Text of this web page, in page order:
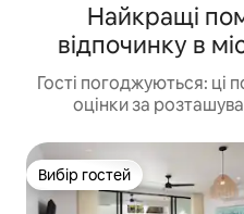
Найкращі
відпочинку в
Гості погоджуються: ці
оцінки за
Вибір гостей
Вибір гостей